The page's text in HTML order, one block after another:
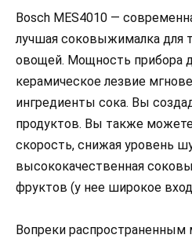
Bosch MES4010 —
лучшая соковыжималка для
овощей. Мощность прибора
керамическое лезвие
ингредиенты сока. Вы
продуктов. Вы также
скорость, снижая уровень
высококачественная
фруктов (у нее широкое
Вопреки